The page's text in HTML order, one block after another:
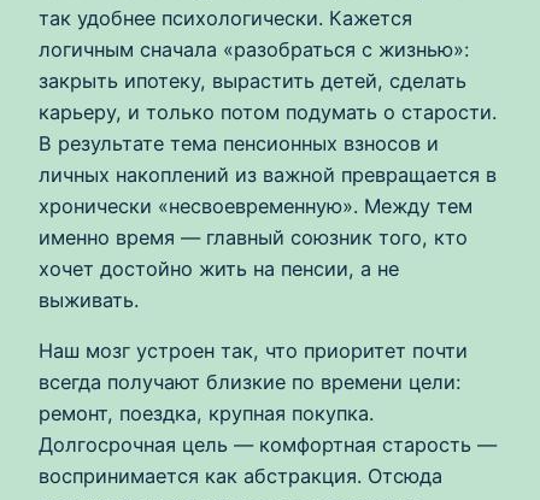
так удобнее психологически. Кажется
логичным сначала «разобраться с жизнью»:
закрыть ипотеку, вырастить детей, сделать
карьеру, и только потом подумать о старости.
В результате тема пенсионных взносов и
личных накоплений из важной превращается в
хронически «несвоевременную». Между тем
именно время — главный союзник того, кто
хочет достойно жить на пенсии, а не
выживать.
Наш мозг устроен так, что приоритет почти
всегда получают близкие по времени цели:
ремонт, поездка, крупная покупка.
Долгосрочная цель — комфортная старость —
воспринимается как абстракция. Отсюда